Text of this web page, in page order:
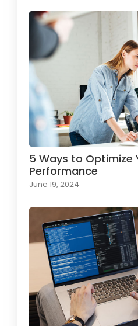
5 Ways to Optimize
Performance
June 19, 2024